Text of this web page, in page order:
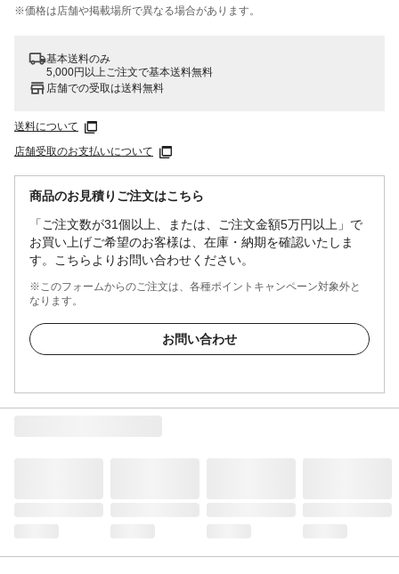
※価格は​店舗や​掲載場所で​異なる​場合が​あります。
基本送料のみ
5,000円以上ご注文で基本送料無料
店舗での受取は送料無料
送料について
店舗受取のお支払いについて
商品のお見積りご注文はこちら
「ご注文数が31個以上、または、ご注文金額5万円以上」で
お買い上げご希望のお客様は、在庫・納期を確認いたしま
す。こちらよりお問い合わせください。
※このフォームからのご注文は、各種ポイントキャンペーン対象外と
なります。
お問い合わせ